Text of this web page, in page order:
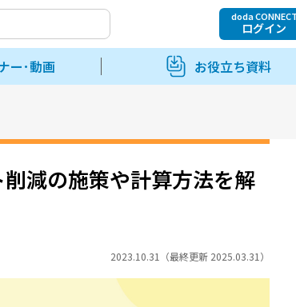
doda CONNECT
ログイン
ー･動画 お役立ち資料
減の施策や計算方法を解
2023.10.31（最終更新 2025.03.31）